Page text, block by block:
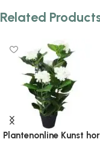
Related
Plantenonline Kunst